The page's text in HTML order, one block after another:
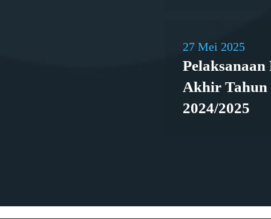
27 Mei 2025
Akhir Tahun
2024/2025